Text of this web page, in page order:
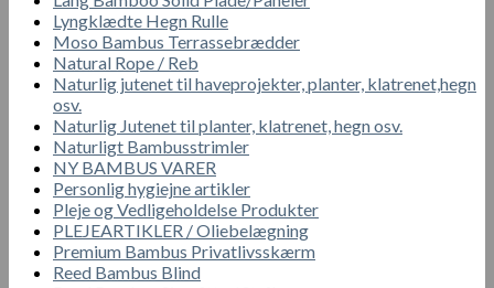
Lyngklædte Hegn Rulle
Moso Bambus Terrassebrædder
Natural Rope / Reb
Naturlig jutenet til haveprojekter, planter, klatrenet,hegn
osv.
Naturlig Jutenet til planter, klatrenet, hegn osv.
Naturligt Bambusstrimler
NY BAMBUS VARER
Personlig hygiejne artikler
Pleje og Vedligeholdelse Produkter
PLEJEARTIKLER / Oliebelægning
Premium Bambus Privatlivsskærm
Reed Bambus Blind